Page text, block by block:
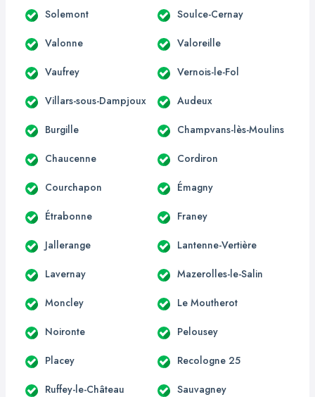
Solemont Soulce-Cernay
Valonne Valoreille
Vaufrey Vernois-le-Fol
Villars-sous-Dampjoux Audeux
Burgille Champvans-lès-Moulins
Chaucenne Cordiron
Courchapon Émagny
Étrabonne Franey
Jallerange Lantenne-Vertière
Lavernay Mazerolles-le-Salin
Moncley Le Moutherot
Noironte Pelousey
Placey Recologne 25
Ruffey-le-Château Sauvagney